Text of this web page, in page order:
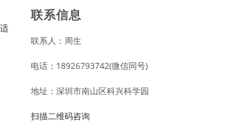
联系信息
联系人：周生
电话：18926793742(微信同号)
地址：深圳市南山区科兴科学园
扫描二维码咨询